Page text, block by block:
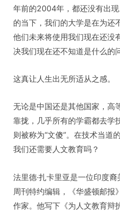
年前的2004年，都还没有出
的当下，我们的大学是在为还
他们未来将使用我们现在还没
决我们现在还不知道是什么的
这真让人生出无所适从之感。
无论是中国还是其他国家，高
靠拢，几乎所有的学霸都去学
则被称为“文傻”。在技术当道
我们还需要人文教育吗？
法里德·扎卡里亚是一位印度裔
周刊特约编辑，《华盛顿邮报
作家。他写下《为人文教育辩